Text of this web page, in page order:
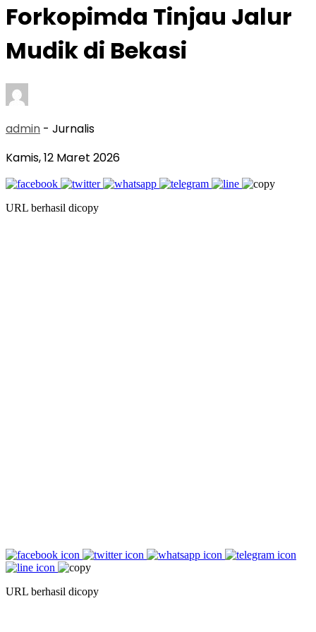
Forkopimda Tinjau Jalur
Mudik di Bekasi
admin - Jurnalis
Kamis, 12 Maret 2026
URL berhasil dicopy
URL berhasil dicopy